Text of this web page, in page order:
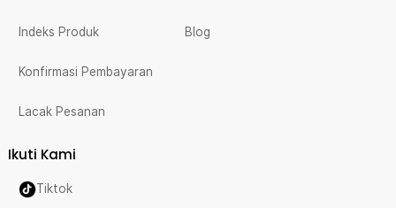
Indeks Produk
Konfirmasi Pembayaran
Lacak Pesanan
Blog
Ikuti Kami
Tiktok